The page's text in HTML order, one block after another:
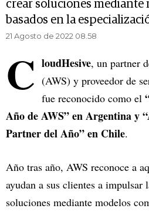
crear soluciones mediante
basados en la
21 Agosto de 2022 08.58
C loudHesive, un partner
(AWS) y proveedor de
fue reconocido como el
Año de AWS” en Argentina y
Partner del Año” en Chile.
Año tras año, AWS reconoce a
ayudan a sus clientes a impulsar
soluciones mediante modelos